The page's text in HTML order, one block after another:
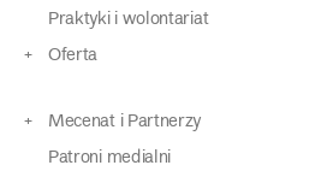
Praktyki i wolontariat
Oferta
Mecenat i Partnerzy
Patroni medialni